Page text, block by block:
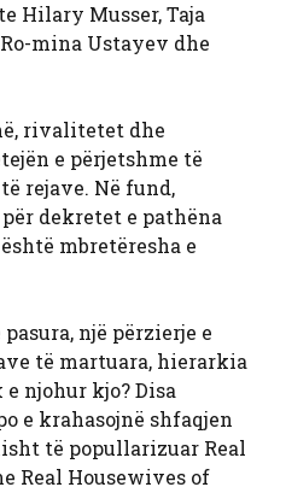
Hilary Musser, Taja
mina Ustayev dhe
rivalitetet dhe
e përjetshme të
rejave. Në fund,
dekretet e pathëna
mbretëresha e
një përzierje e
të martuara, hierarkia
njohur kjo? Disa
e krahasojnë shfaqjen
të popullarizuar Real
Real Housewives of